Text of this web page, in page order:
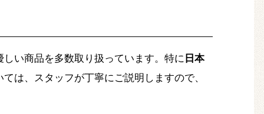
しい商品を多数取り扱っています。特に 日本
は、スタッフが丁寧にご説明しますので、